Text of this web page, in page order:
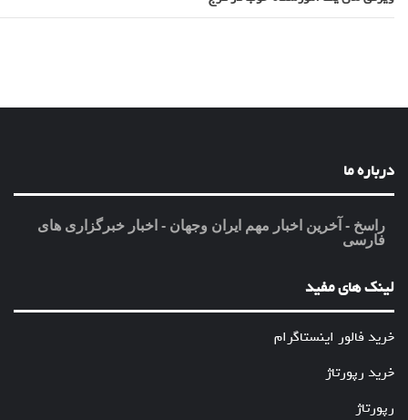
درباره ما
راسخ - آخرین اخبار مهم ایران وجهان - اخبار خبرگزاری های
فارسی
لینک های مفید
خرید فالور اینستاگرام
خرید رپورتاژ
رپورتاژ